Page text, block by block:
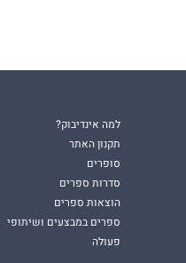
למה אינדיבוק?
תקנון האתר
סופרים
סדרות ספרים
הוצאות ספרים
ספרים במבצעים ושיתופי
פעולה